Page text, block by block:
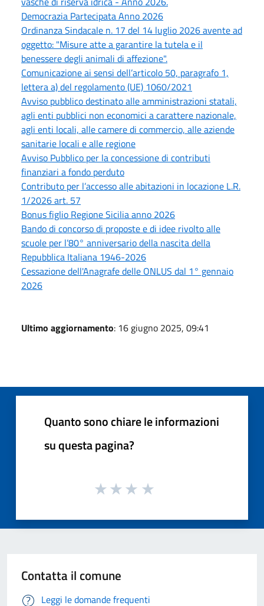
Democrazia Partecipata Anno 2026
Ordinanza Sindacale n. 17 del 14 luglio 2026 avente ad
oggetto: "Misure atte a garantire la tutela e il
benessere degli animali di affezione".
Comunicazione ai sensi dell’articolo 50, paragrafo 1,
lettera a) del regolamento (UE) 1060/2021
Avviso pubblico destinato alle amministrazioni statali,
agli enti pubblici non economici a carattere nazionale,
agli enti locali, alle camere di commercio, alle aziende
sanitarie locali e alle regione
Avviso Pubblico per la concessione di contributi
finanziari a fondo perduto
Contributo per l’accesso alle abitazioni in locazione L.R.
1/2026 art. 57
Bonus figlio Regione Sicilia anno 2026
Bando di concorso di proposte e di idee rivolto alle
scuole per l’80° anniversario della nascita della
Repubblica Italiana 1946-2026
Cessazione dell'Anagrafe delle ONLUS dal 1° gennaio
2026
Ultimo aggiornamento: 16 giugno 2025, 09:41
Quanto sono chiare le informazioni
su questa pagina?
Contatta il comune
Leggi le domande frequenti